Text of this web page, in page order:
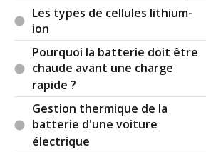
Les types de cellules lithium-
ion
Pourquoi la batterie doit être
chaude avant une charge
rapide ?
Gestion thermique de la
batterie d'une voiture
électrique